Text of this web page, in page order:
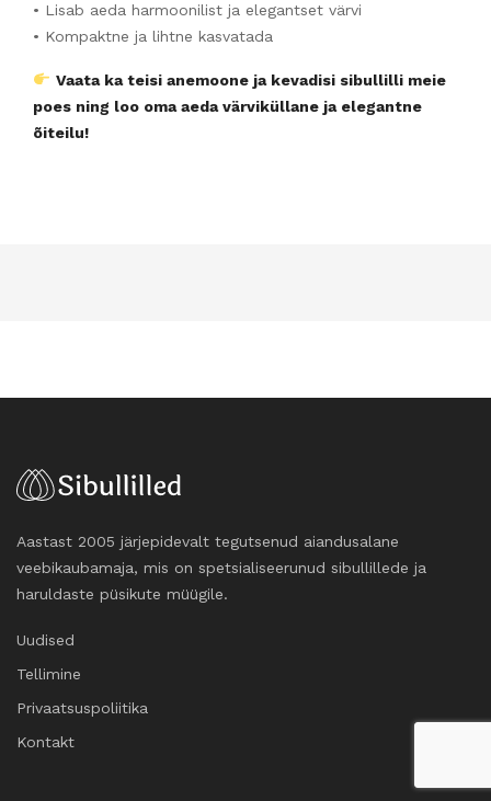
• Lisab aeda harmoonilist ja elegantset värvi
• Kompaktne ja lihtne kasvatada
Vaata ka teisi anemoone ja kevadisi sibullilli meie
poes ning loo oma aeda värviküllane ja elegantne
õiteilu!
Aastast 2005 järjepidevalt tegutsenud aiandusalane
veebikaubamaja, mis on spetsialiseerunud sibullillede ja
haruldaste püsikute müügile.
Uudised
Tellimine
Privaatsuspoliitika
Kontakt